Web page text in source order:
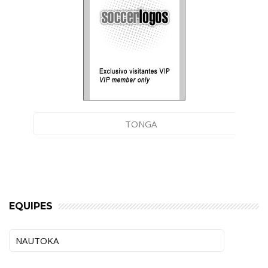
TONGA
EQUIPES
NAUTOKA